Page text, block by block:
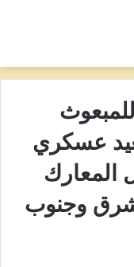
عسكري
المعارك
وجنوب